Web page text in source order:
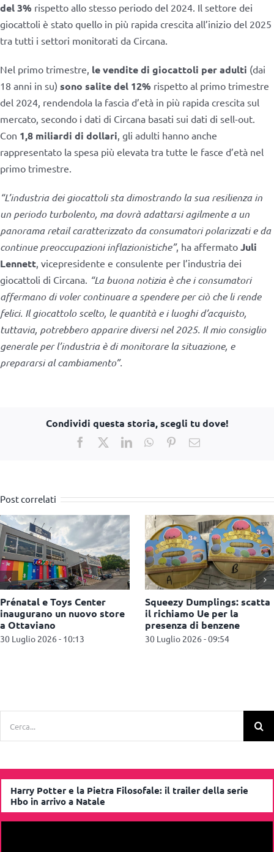
del 3% rispetto allo stesso periodo del 2024. Il settore dei
giocattoli è stato quello in più rapida crescita all’inizio del 2025
tra tutti i settori monitorati da Circana.
Nel primo trimestre, le vendite di giocattoli per adulti (dai
18 anni in su) sono salite del 12% rispetto al primo trimestre
del 2024, rendendola la fascia d’età in più rapida crescita sul
mercato, secondo i dati di Circana basati sui dati di sell-out.
Con 1,8 miliardi di dollari, gli adulti hanno anche
rappresentato la spesa più elevata tra tutte le fasce d’età nel
primo trimestre.
“L’industria dei giocattoli sta dimostrando la sua resilienza in
un periodo turbolento, ma dovrà adattarsi agilmente a un
panorama retail caratterizzato da consumatori polarizzati e da
continue preoccupazioni inflazionistiche”, ha affermato Juli
Lennett, vicepresidente e consulente per l’industria dei
giocattoli di Circana. “La buona notizia è che i consumatori
affermano di voler continuare a spendere per ciò che li rende
felici. Il giocattolo scelto, le quantità e i luoghi d’acquisto,
tuttavia, potrebbero apparire diversi nel 2025. Il mio consiglio
generale per l’industria è di monitorare la situazione, e
prepararsi al cambiamento”.
Condividi questa storia, scegli tu dove!
Facebook
X LinkedInWhatsApp
PinterestEmail
Post correlati
AliExpress: maxi multa da
550 milioni di euro per la
vendita di prodotti illegali
27 Luglio 2026 - 11:09
Kind + Jugend 2026, a
Colonia il settore baby
guarda al futuro
22 Luglio 2026 - 12:22
Harry Potter e la Pietra Filosofale: il trailer della serie
Hbo in arrivo a Natale